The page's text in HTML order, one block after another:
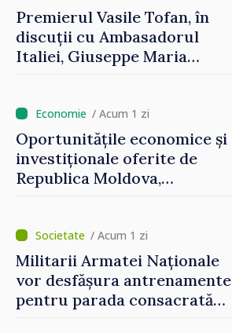
Premierul Vasile Tofan, în
discuții cu Ambasadorul
Italiei, Giuseppe Maria
/ Acum 1 zi
Oportunitățile economice și
investiționale oferite de
Republica Moldova,
Forumul Diasporei
/ Acum 1 zi
Militarii Armatei Naționale
vor desfășura antrenamente
pentru parada consacrată